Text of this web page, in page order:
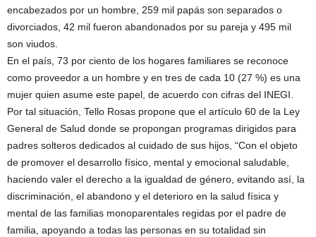
encabezados por un hombre, 259 mil papás son separados o
divorciados, 42 mil fueron abandonados por su pareja y 495 mil
son viudos.
En el país, 73 por ciento de los hogares familiares se reconoce
como proveedor a un hombre y en tres de cada 10 (27 %) es una
mujer quien asume este papel, de acuerdo con cifras del INEGI.
Por tal situación, Tello Rosas propone que el artículo 60 de la Ley
General de Salud donde se propongan programas dirigidos para
padres solteros dedicados al cuidado de sus hijos, “Con el objeto
de promover el desarrollo físico, mental y emocional saludable,
haciendo valer el derecho a la igualdad de género, evitando así, la
discriminación, el abandono y el deterioro en la salud física y
mental de las familias monoparentales regidas por el padre de
familia, apoyando a todas las personas en su totalidad sin